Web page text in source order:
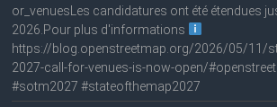
or_venuesLes candidatures ont été étendues
2026.Pour plus d'informations
https://blog.openstreetmap.org/2026/05/11/
2027-call-for-venues-is-now-open/
#sotm2027 #stateofthemap2027